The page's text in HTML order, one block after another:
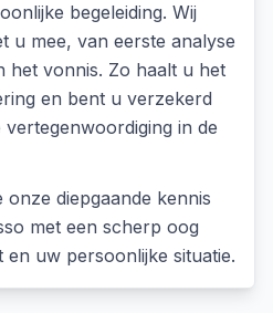
begeleiding. Wij
u mee, van eerste analyse
het vonnis. Zo haalt u het
en bent u verzekerd
in de
diepgaande kennis
met een scherp oog
uw persoonlijke situatie.